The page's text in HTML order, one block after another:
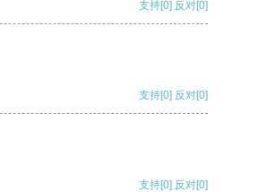
支持[0] 反对[0]
支持[0] 反对[0]
支持[0] 反对[0]